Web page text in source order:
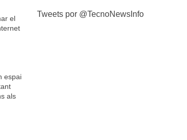
el
espai
als
Tweets por @TecnoNewsInfo